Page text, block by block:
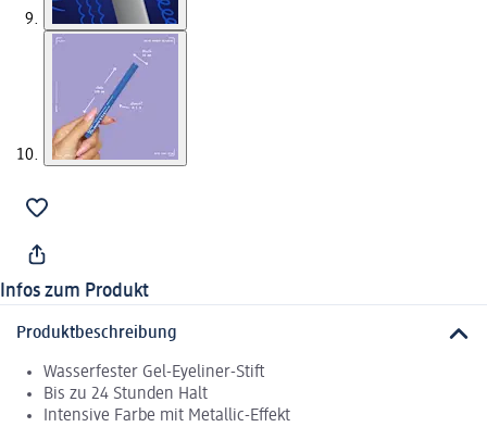
Infos zum Produkt
Produktbeschreibung
Wasserfester Gel-Eyeliner-Stift
Bis zu 24 Stunden Halt
Intensive Farbe mit Metallic-Effekt